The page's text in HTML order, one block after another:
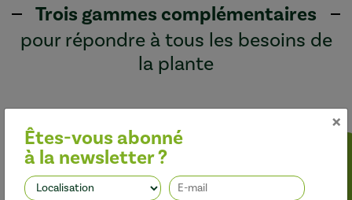
Trois gammes complémentaires
pour répondre à tous les besoins de
la plante
Protéger les cultures naturellement
×
Êtes-vous abonné
à la newsletter ?